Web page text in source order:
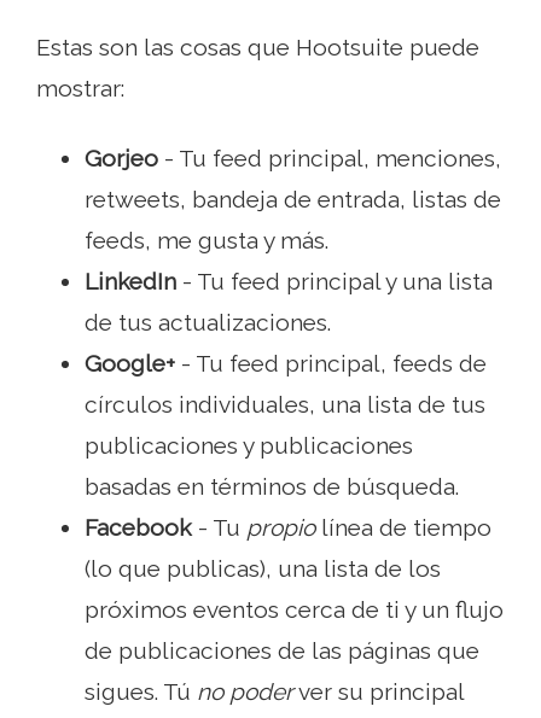
Estas son las cosas que Hootsuite puede
mostrar:
Gorjeo - Tu feed principal, menciones,
retweets, bandeja de entrada, listas de
feeds, me gusta y más.
LinkedIn - Tu feed principal y una lista
de tus actualizaciones.
Google+ - Tu feed principal, feeds de
círculos individuales, una lista de tus
publicaciones y publicaciones
basadas en términos de búsqueda.
Facebook- Tu propiolínea de tiempo
(lo que publicas), una lista de los
próximos eventos cerca de ti y un flujo
de publicaciones de las páginas que
sigues. Tú no poderver su principal